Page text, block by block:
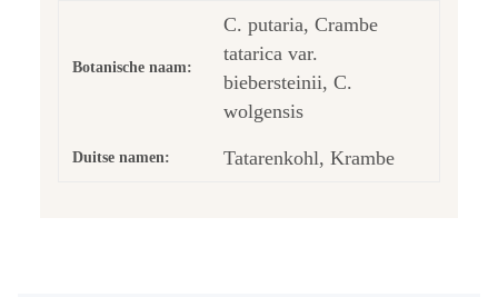
Botanische naam:
C. putaria, Crambe
tatarica var.
biebersteinii, C.
wolgensis
Duitse namen: Tatarenkohl, Krambe